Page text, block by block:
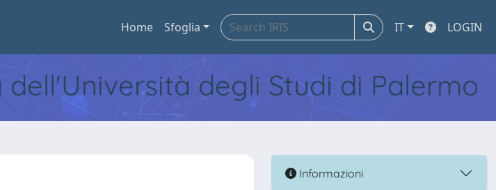
Home Sfoglia IT LOGIN
degli Studi di Palermo
Informazioni